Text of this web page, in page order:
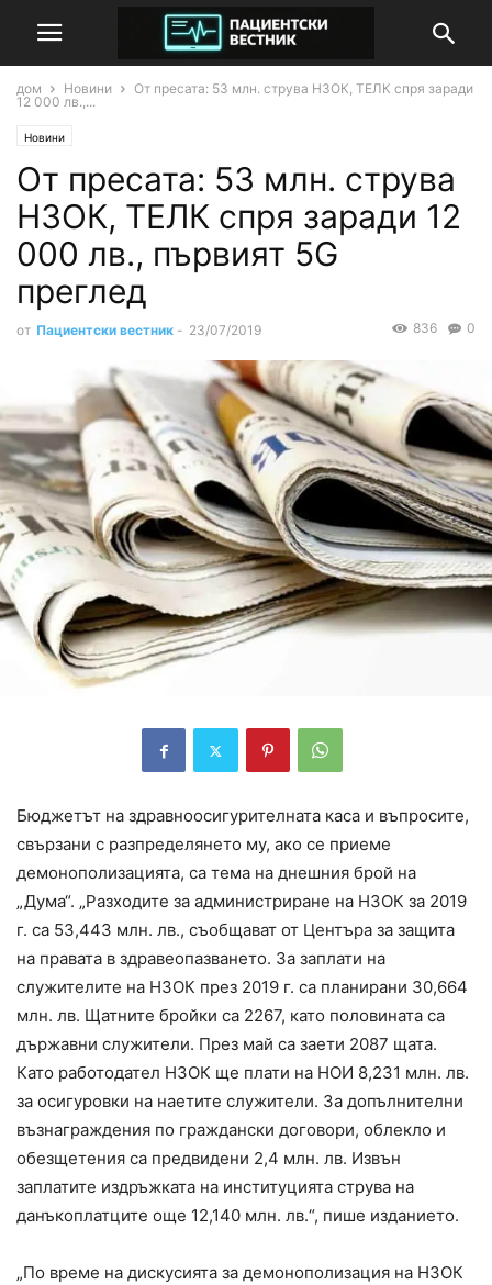
дом Новини
От пресата: 53 млн. струва НЗОК, ТЕЛК спря заради
12 000 лв.,...
Новини
От пресата: 53 млн. струва
НЗОК, ТЕЛК спря заради 12
000 лв., първият 5G
преглед
от Пациентски вестник - 23/07/2019 0
836
Бюджетът на здравноосигурителната каса и въпросите,
свързани с разпределянето му, ако се приеме
демонополизацията, са тема на днешния брой на
„Дума“. „Разходите за администриране на НЗОК за 2019
г. са 53,443 млн. лв., съобщават от Центъра за защита
на правата в здравеопазването. За заплати на
служителите на НЗОК през 2019 г. са планирани 30,664
млн. лв. Щатните бройки са 2267, като половината са
държавни служители. През май са заети 2087 щата.
Като работодател НЗОК ще плати на НОИ 8,231 млн. лв.
за осигуровки на наетите служители. За допълнителни
възнаграждения по граждански договори, облекло и
обезщетения са предвидени 2,4 млн. лв. Извън
заплатите издръжката на институцията струва на
данъкоплатците още 12,140 млн. лв.“, пише изданието.
„По време на дискусията за демонополизация на НЗОК